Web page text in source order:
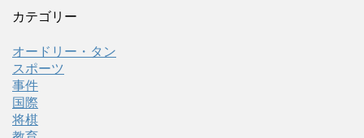
カテゴリー
オードリー・タン
スポーツ
事件
国際
将棋